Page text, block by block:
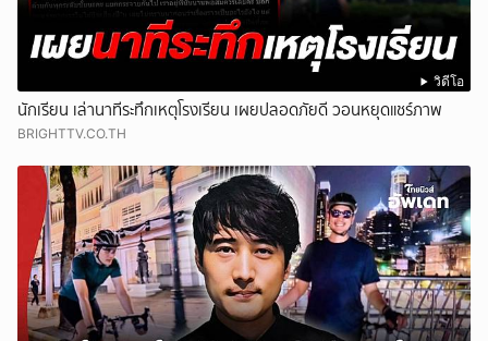
วิดีโอ
นักเรียน เล่านาทีระทึกเหตุโรงเรียน เผยปลอดภัยดี วอนหยุดแชร์ภาพ
BRIGHTTV.CO.TH